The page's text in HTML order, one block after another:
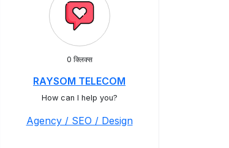
0 क्लिक्स
RAYSOM TELECOM
How can I help you?
Agency / SEO / Design